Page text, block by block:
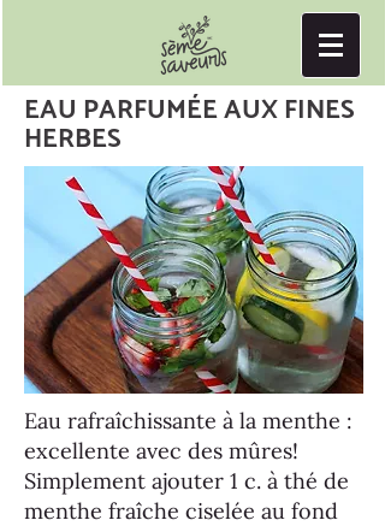
EAU PARFUMÉE AUX FINES
HERBES
Eau rafraîchissante à la menthe :
excellente avec des mûres!
Simplement ajouter 1 c. à thé de
menthe fraîche ciselée au fond